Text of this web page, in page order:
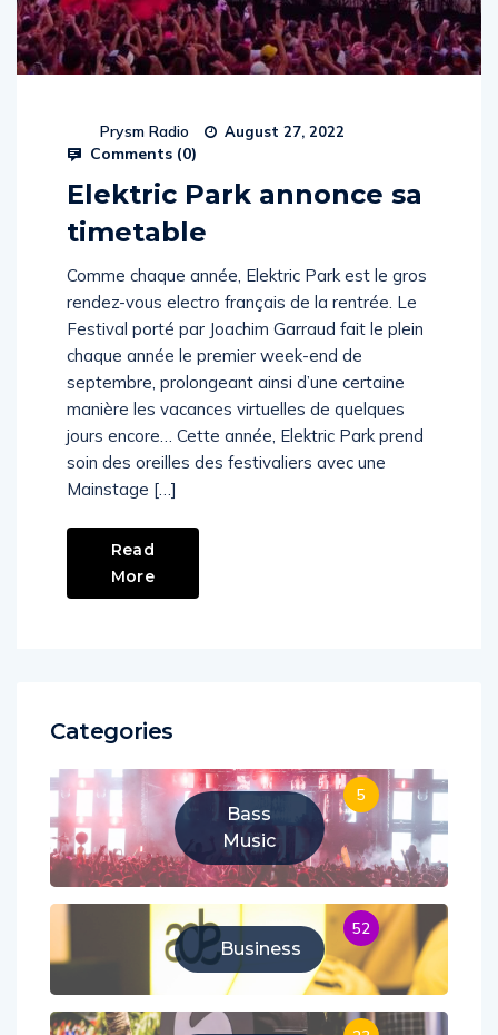
Prysm Radio August 27, 2022
Comments (0)
Elektric Park annonce sa
timetable
Comme chaque année, Elektric Park est le gros
rendez-vous electro français de la rentrée. Le
Festival porté par Joachim Garraud fait le plein
chaque année le premier week-end de
septembre, prolongeant ainsi d’une certaine
manière les vacances virtuelles de quelques
jours encore… Cette année, Elektric Park prend
soin des oreilles des festivaliers avec une
Mainstage […]
Read
More
Categories
Bass
Music
5
Business
52